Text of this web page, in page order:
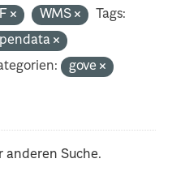
WMS
Tags:
gove
anderen Suche.